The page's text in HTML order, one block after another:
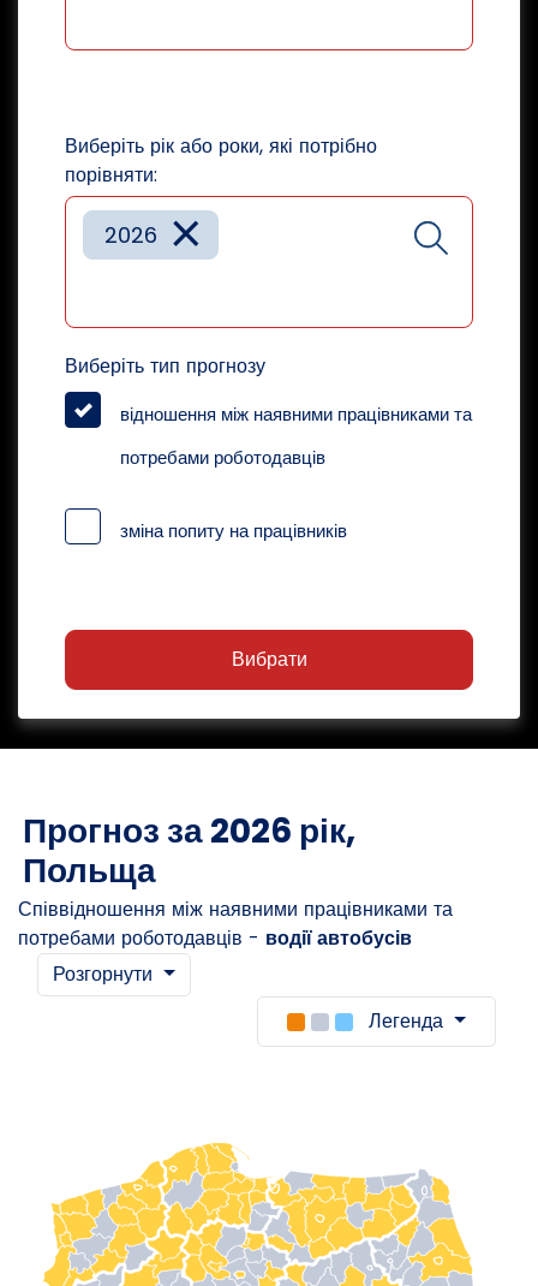
Виберіть рік або роки, які потрібно
порівняти:
×
2026
Виберіть тип прогнозу
відношення між наявними працівниками та
потребами роботодавців
зміна попиту на працівників
Вибрати
Прогноз за 2026 рік,
Польща
Співвідношення між наявними працівниками та
потребами роботодавців - водії автобусів
Розгорнути
Легенда